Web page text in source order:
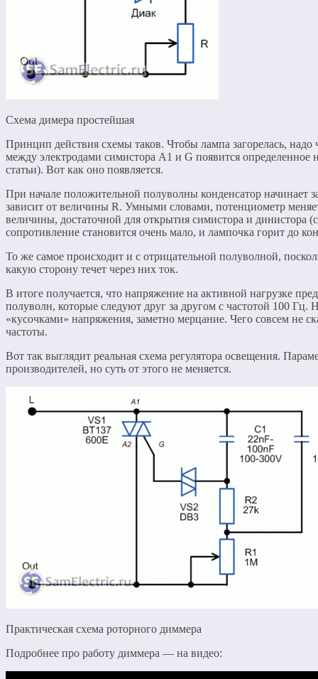
Схема димера простейшая
Принцип действия схемы таков. Чтобы лампа загорелась, надо
между электродами симистора А1 и G появится
статьи). Вот как оно появляется.
При начале положительной полуволны конденсатор начинает
зависит от величины R. Умными словами, потенциометр
величины, достаточной для открытия симистора и динистора
сопротивление становится очень мало, и лампочка горит до
То же самое происходит и с отрицательной полуволной,
какую сторону течет через них ток.
В итоге получается, что напряжение на активной нагрузке
полуволн, которые следуют друг за другом с частотой 100 Гц.
«кусочками» напряжения, заметно мерцание. Чего совсем не
частоты.
Вот так выглядит реальная схема регулятора освещения.
производителей, но суть от этого не меняется.
Практическая схема роторного диммера
Подробнее про работу диммера — на видео: